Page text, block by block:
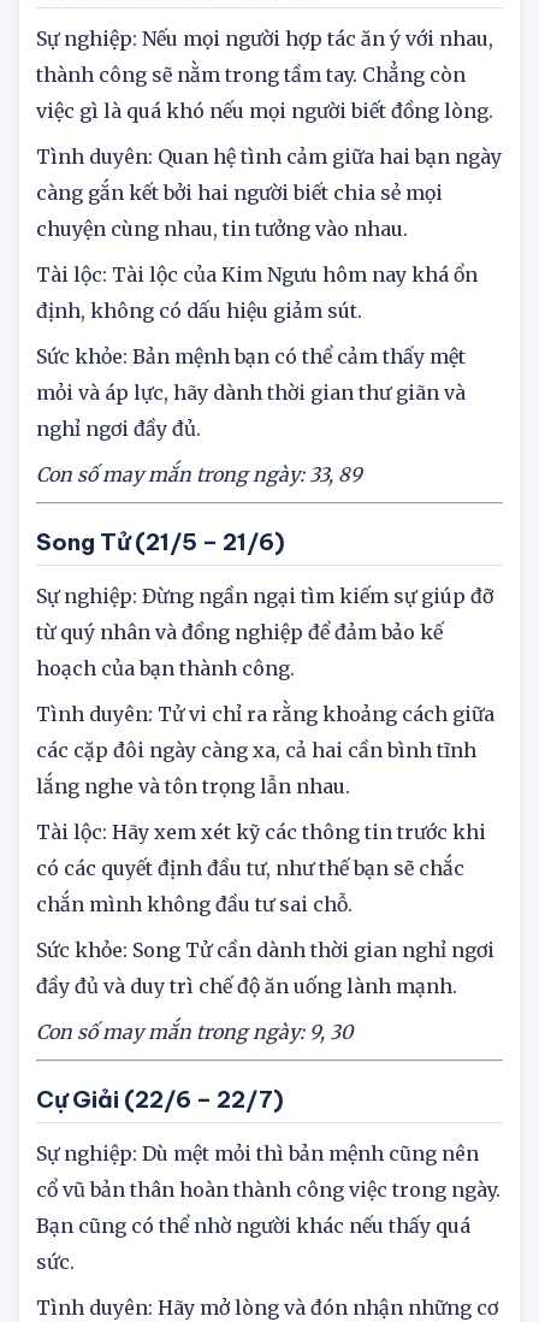
Kim Ngưu (20/4 – 20/5)
Sự nghiệp: Nếu mọi người hợp tác ăn ý với nhau,
thành công sẽ nằm trong tầm tay. Chẳng còn
việc gì là quá khó nếu mọi người biết đồng lòng.
Tình duyên: Quan hệ tình cảm giữa hai bạn ngày
càng gắn kết bởi hai người biết chia sẻ mọi
chuyện cùng nhau, tin tưởng vào nhau.
Tài lộc: Tài lộc của Kim Ngưu hôm nay khá ổn
định, không có dấu hiệu giảm sút.
Sức khỏe: Bản mệnh bạn có thể cảm thấy mệt
mỏi và áp lực, hãy dành thời gian thư giãn và
nghỉ ngơi đầy đủ.
Con số may mắn trong ngày: 33, 89
Song Tử (21/5 – 21/6)
Sự nghiệp: Đừng ngần ngại tìm kiếm sự giúp đỡ
từ quý nhân và đồng nghiệp để đảm bảo kế
hoạch của bạn thành công.
Tình duyên: Tử vi chỉ ra rằng khoảng cách giữa
các cặp đôi ngày càng xa, cả hai cần bình tĩnh
lắng nghe và tôn trọng lẫn nhau.
Tài lộc: Hãy xem xét kỹ các thông tin trước khi
có các quyết định đầu tư, như thế bạn sẽ chắc
chắn mình không đầu tư sai chỗ.
Sức khỏe: Song Tử cần dành thời gian nghỉ ngơi
đầy đủ và duy trì chế độ ăn uống lành mạnh.
Con số may mắn trong ngày: 9, 30
Cự Giải (22/6 – 22/7)
Sự nghiệp: Dù mệt mỏi thì bản mệnh cũng nên
cổ vũ bản thân hoàn thành công việc trong ngày.
Bạn cũng có thể nhờ người khác nếu thấy quá
sức.